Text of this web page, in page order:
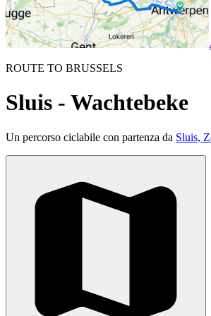
ROUTE TO BRUSSELS
Sluis - Wachtebeke
Un percorso ciclabile con partenza da Sluis,